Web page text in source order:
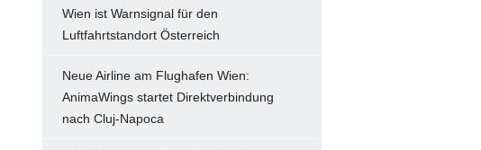
Wien ist Warnsignal für den
Luftfahrtstandort Österreich
Neue Airline am Flughafen Wien:
AnimaWings startet Direktverbindung
nach Cluj-Napoca